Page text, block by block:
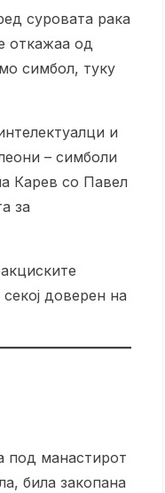
суровата рака
откажаа од
симбол, туку
и
– симболи
Карев со Павел
за
доверен на
под манастирот
била закопана